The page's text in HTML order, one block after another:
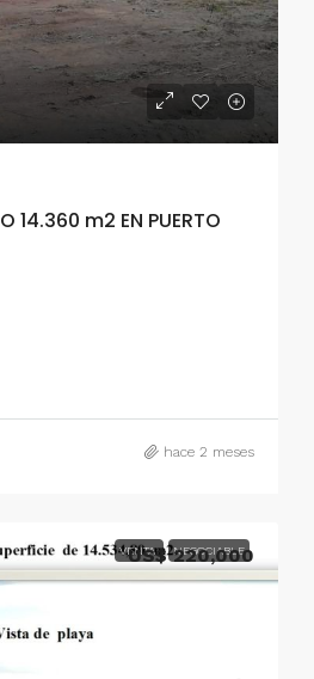
14.360 m2 EN PUERTO
hace 2 meses
VENTA NEGOCIABLE
US$ 220,000